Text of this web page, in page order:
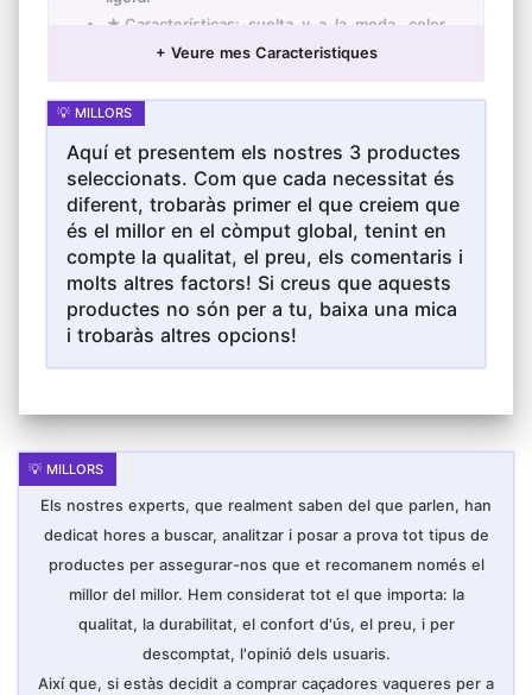
★Características: suelta y a la moda, color
con solapa, chaqueta delgada, modelos de
calidez y comodidad al usuario.
deporte negrachaqueta mujer
lunareschaqueta mujer plateadochaqueta
mujer retrochaqueta mujer rojachaqueta
mujer rosachaqueta negra corta
mujerchaqueta negra hombrechaqueta negra
mujerchaqueta oversize mujerchaqueta
panachaqueta pana hombrechaqueta
panoplychaqueta para hombrechaqueta para
mujerchaqueta pelo mujerchaqueta piel
azulchaqueta piel azul hombrechaqueta piel
azul mujerchaqueta piel beigechaqueta piel
borregochaqueta piel
deporte negrachaqueta mujer
mujer rosachaqueta negra corta
mujerchaqueta oversize mujerchaqueta
panoplychaqueta para hombrechaqueta para
mujerchaqueta pelo mujerchaqueta piel
azul mujerchaqueta piel beigechaqueta piel
borregochaqueta piel
Elija su talla de acuerdo con nuestra TABLA
DE TAMAÑOS que se muestra en las últimas
imágenes del producto antes de realizar el
inexactitud de 1/3 cm debido a la medida
manual.
+ Veure mes Caracteristiques
Aquí et presentem els nostres 3 productes
seleccionats. Com que cada necessitat és
diferent, trobaràs primer el que creiem que
és el millor en el còmput global, tenint en
compte la qualitat, el preu, els comentaris i
molts altres factors! Si creus que aquests
productes no són per a tu, baixa una mica
i trobaràs altres opcions!
Els nostres experts, que realment saben del que parlen, han
dedicat hores a buscar, analitzar i posar a prova tot tipus de
productes per assegurar-nos que et recomanem només el
millor del millor. Hem considerat tot el que importa: la
qualitat, la durabilitat, el confort d'ús, el preu, i per
descomptat, l'opinió dels usuaris.
Així que, si estàs decidit a comprar caçadores vaqueres per a